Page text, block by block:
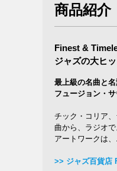
商品紹介
Finest &
ジャズの大ヒ
最上級の名曲と名
フュージョン・
チック・コリア
曲から、ラジオ
アートワークは
>> ジャズ百貨店